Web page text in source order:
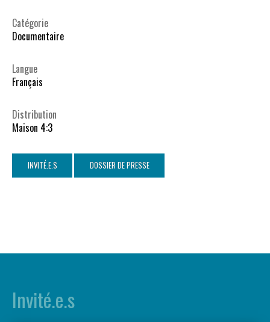
Catégorie
Documentaire
Langue
Français
Distribution
Maison 4:3
INVITÉ.E.S DOSSIER DE PRESSE
Invité.e.s